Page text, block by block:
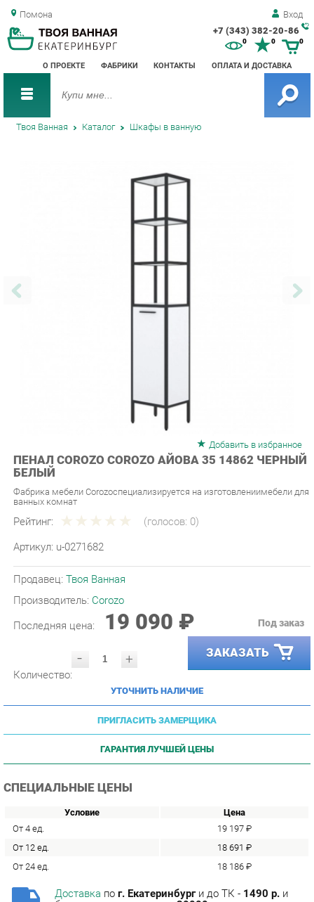
Помона Вход
+7 (343) 382-20-86
О ПРОЕКТЕ ФАБРИКИ КОНТАКТЫ ОПЛАТА И ДОСТАВКА
0 0
Твоя Ванная Каталог Шкафы в ванную
ПЕНАЛ COROZO COROZO АЙОВА 35 14862 ЧЕРНЫЙ
БЕЛЫЙ
Фабрика мебели Corozoспециализируется на изготовлениимебели для
Рейтинг: (голосов:
Артикул: u-0271682
Продавец:
Производитель: Corozo
Последняя цена: 19 090 ₽
- + ЗАКАЗАТЬ
УТОЧНИТЬ НАЛИЧИЕ
ПРИГЛАСИТЬ ЗАМЕРЩИКА
ГАРАНТИЯ ЛУЧШЕЙ ЦЕНЫ
СПЕЦИАЛЬНЫЕ ЦЕНЫ
От 4 ед.
18 691 ₽
От 24 ед.
18 186 ₽